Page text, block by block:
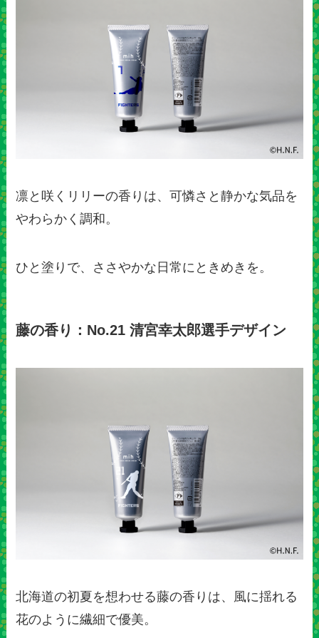
凛と咲くリリーの香りは、可憐さと静かな気品を
やわらかく調和。
ひと塗りで、ささやかな日常にときめきを。
藤の香り：No.21 清宮幸太郎選手デザイン
北海道の初夏を想わせる藤の香りは、風に揺れる
花のように繊細で優美。